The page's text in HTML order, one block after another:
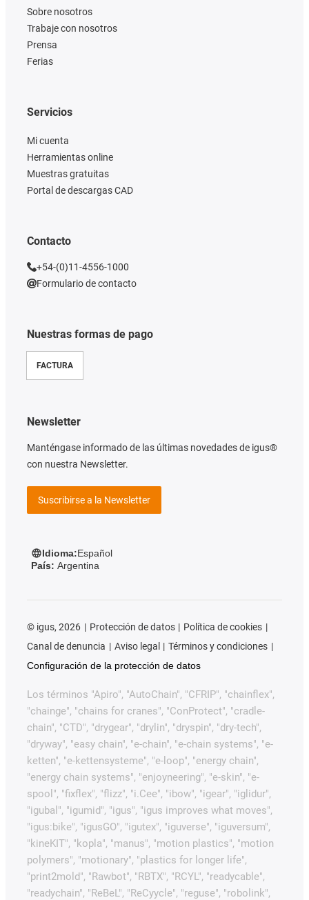
Sobre nosotros
Trabaje con nosotros
Prensa
Ferias
Nuestras formas de pago
FACTURA
Servicios
Mi cuenta
Herramientas online
Muestras gratuitas
Portal de descargas CAD
Contacto
+54-(0)11-4556-1000
Formulario de contacto
Newsletter
Manténgase informado de las últimas novedades de igus®
con nuestra Newsletter.
Suscribirse a la Newsletter
Idioma:Español
País: Argentina
© igus, 2026 Protección de datos
Política de cookies
Canal de denuncia
Aviso legal
Términos y condiciones
Configuración de la protección de datos
Los términos "Apiro", "AutoChain", "CFRIP", "chainflex",
"chainge", "chains for cranes", "ConProtect", "cradle-
chain", "CTD", "drygear", "drylin", "dryspin", "dry-tech",
"dryway", "easy chain", "e-chain", "e-chain systems", "e-
ketten", "e-kettensysteme", "e-loop", "energy chain",
"energy chain systems", "enjoyneering", "e-skin", "e-
spool", "fixflex", "flizz", "i.Cee", "ibow", "igear", "iglidur",
"igubal", "igumid", "igus", "igus improves what moves",
"igus:bike", "igusGO", "igutex", "iguverse", "iguversum",
"kineKIT", "kopla", "manus", "motion plastics", "motion
polymers", "motionary", "plastics for longer life",
"print2mold", "Rawbot", "RBTX", "RCYL", "readycable",
"readychain", "ReBeL", "ReCyycle", "reguse", "robolink",